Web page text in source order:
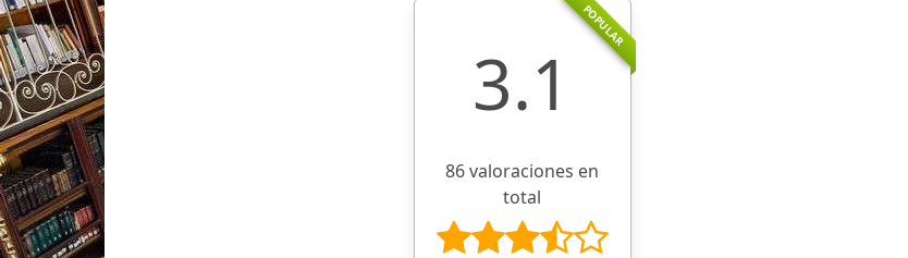
POPULAR
3.1
86 valoraciones en
total